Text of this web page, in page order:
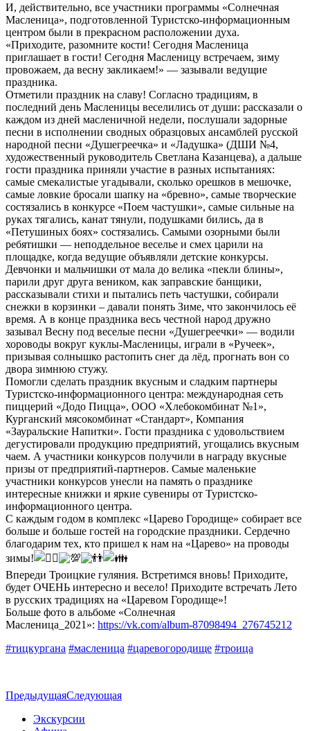
И, действительно, все участники программы «Солнечная
Масленица», подготовленной Туристско-информационным
центром были в прекрасном расположении духа.
«Приходите, разомните кости! Сегодня Масленица
приглашает в гости! Сегодня Масленицу встречаем, зиму
провожаем, да весну закликаем!» — зазывали ведущие
праздника.
Отметили праздник на славу! Согласно традициям, в
последний день Масленицы веселились от души: рассказали о
каждом из дней масленичной недели, послушали задорные
песни в исполнении сводных образцовых ансамблей русской
народной песни «Душегреечка» и «Ладушка» (ДШИ №4,
художественный руководитель Светлана Казанцева), а дальше
гости праздника приняли участие в разных испытаниях:
самые смекалистые угадывали, сколько орешков в мешочке,
самые ловкие бросали шапку на «бревно», самые творческие
состязались в конкурсе «Поем частушки», самые сильные на
руках тягались, канат тянули, подушками бились, да в
«Петушиных боях» состязались. Самыми озорными были
ребятишки — неподдельное веселье и смех царили на
площадке, когда ведущие объявляли детские конкурсы.
Девчонки и мальчишки от мала до велика «пекли блины»,
парили друг друга веником, как заправские банщики,
рассказывали стихи и пытались петь частушки, собирали
снежки в корзинки – давали понять Зиме, что закончилось её
время. А в конце праздника весь честной народ дружно
зазывал Весну под веселые песни «Душегреечки» — водили
хороводы вокруг куклы-Масленицы, играли в «Ручеек»,
призывая солнышко растопить снег да лёд, прогнать вон со
двора зимнюю стужу.
Помогли сделать праздник вкусным и сладким партнеры
Туристско-информационного центра: международная сеть
пиццерий «Додо Пицца», ООО «Хлебокомбинат №1»,
Курганский мясокомбинат «Стандарт», Компания
«Зауральские Напитки». Гости праздника с удовольствием
дегустировали продукцию предприятий, угощались вкусным
чаем. А участники конкурсов получили в награду вкусные
призы от предприятий-партнеров. Самые маленькие
участники конкурсов унесли на память о празднике
интересные книжки и яркие сувениры от Туристско-
информационного центра.
С каждым годом в комплекс «Царево Городище» собирает все
больше и больше гостей на городские праздники. Сердечно
благодарим тех, кто пришел к нам на «Царево» на проводы
зимы!
Впереди Троицкие гуляния. Встретимся вновь! Приходите,
будет ОЧЕНЬ интересно и весело! Приходите встречать Лето
в русских традициях на «Царевом Городище»!
Больше фото в альбоме «Солнечная
Масленица_2021»: https://vk.com/album-87098494_276745212
#тицкургана #масленица #царевогородище #троица
ПредыдущаяСледующая
Экскурсии